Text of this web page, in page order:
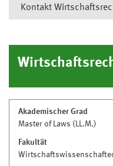
Kontakt
Studienberatung
Hans-Joachim
Akademischer Grad
Master of Laws (LL.M.)
Fakultät